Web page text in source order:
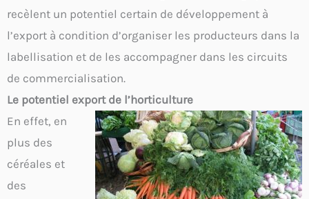
recèlent un potentiel certain de développement à
l’export à condition d’organiser les producteurs dans la
labellisation et de les accompagner dans les circuits
de commercialisation.
Le potentiel export de l’horticulture
En effet, en
plus des
céréales et
des